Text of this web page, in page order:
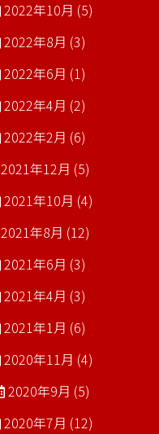
2022年10月 (5)
2022年8月 (3)
2022年6月 (1)
2022年4月 (2)
2022年2月 (6)
2021年12月 (5)
2021年10月 (4)
2021年8月 (12)
2021年6月 (3)
2021年4月 (3)
2021年1月 (6)
2020年11月 (4)
2020年9月 (5)
2020年7月 (12)